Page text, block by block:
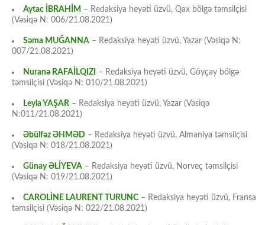
Aytac İBRAHİM – Redaksiya heyəti üzvü, Qax bölgə təmsilçisi
(Vəsiqə N: 006/21.08.2021)
Səma MUĞANNA – Redaksiya heyəti üzvü, Yazar (Vəsiqə N:
007/21.08.2021)
Nuranə RAFAİLQIZI
– Redaksiya heyəti üzvü, Göyçay bölgə
təmsilçisi (Vəsiqə N: 010/21.08.2021)
Leyla YAŞAR – Redaksiya heyəti üzvü, Yazar (Vəsiqə
N:011/21.08.2021)
Əbülfəz ƏHMƏD – Redaksiya heyəti üzvü, Almaniya təmsilçisi
(Vəsiqə N: 018/21.08.2021)
Günay ƏLİYEVA – Redaksiya heyəti üzvü, Norveç təmsilçisi
(Vəsiqə N: 019/21.08.2021)
CAROLİNE LAURENT TURUNC – Redaksiya heyəti üzvü, Fransa
təmsilçisi (Vəsiqə N: 022/21.08.2021)